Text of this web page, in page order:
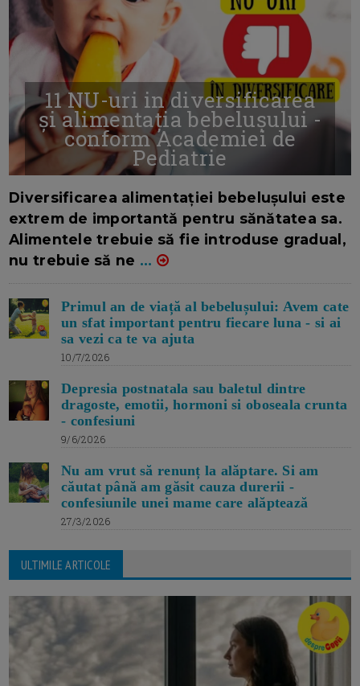
11 NU-uri in diversificarea
și alimentația bebelușului -
conform Academiei de
Pediatrie
Diversificarea alimentației bebelușului este
extrem de importantă pentru sănătatea sa.
Alimentele trebuie să fie introduse gradual,
nu trebuie să ne ...
Primul an de viață al bebelușului: Avem cate
un sfat important pentru fiecare luna - si ai
sa vezi ca te va ajuta
10/7/2026
Depresia postnatala sau baletul dintre
dragoste, emotii, hormoni si oboseala crunta
- confesiuni
9/6/2026
Nu am vrut să renunț la alăptare. Si am
căutat până am găsit cauza durerii -
confesiunile unei mame care alăptează
27/3/2026
ULTIMILE ARTICOLE